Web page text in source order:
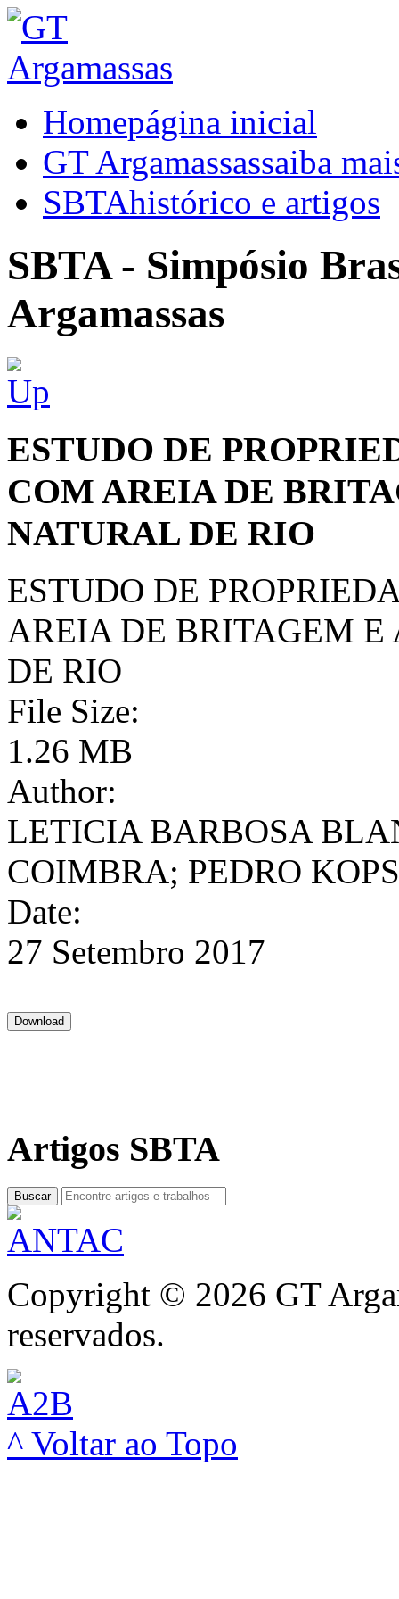
Homepágina inicial
GT Argamassassaiba
SBTAhistórico e artigos
SBTA - Simpósio
Argamassas
ESTUDO DE
COM AREIA DE
NATURAL DE RIO
ESTUDO DE
AREIA DE BRITAGEM
DE RIO
File Size:
1.26 MB
Author:
LETICIA BARBOSA
COIMBRA; PEDRO
Date:
27 Setembro 2017
Artigos SBTA
Buscar
Copyright © 2026 GT
reservados.
^ Voltar ao Topo